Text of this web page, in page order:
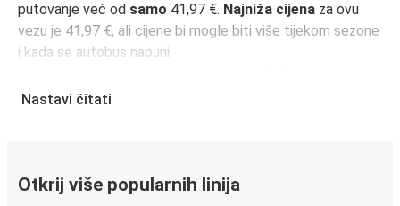
putovanje već od samo 41,97 €. Najniža cijena za ovu
vezu je 41,97 €, ali cijene bi mogle biti više tijekom sezone
i kada se autobus napuni.
rezerviraj unaprijed
Putovanje autobusom iz Osijek
Nastavi čitati
Otkrij više popularnih linija